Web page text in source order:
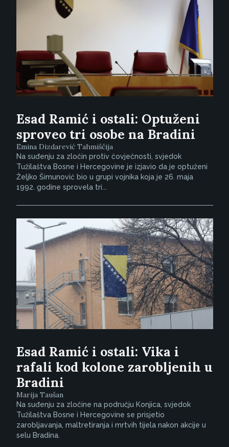
Esad Ramić i ostali: Optuženi
sproveo tri osobe na Bradini
Emina Dizdarević Tahmiščija
Na suđenju za zločin protiv čovječnosti, svjedok
Tužilaštva Bosne i Hercegovine je izjavio da je optuženi
Željko Šimunović bio u grupi vojnika koja je 26. maja
1992. godine sprovela tri...
Esad Ramić i ostali: Vika i
rafali kod kolone zarobljenih u
Bradini
Marija Taušan
Na suđenju za zločine na području Konjica, svjedok
Tužilaštva Bosne i Hercegovine se prisjetio
zarobljavanja, maltretiranja i mrtvih tijela nakon akcije u
selu Bradina.